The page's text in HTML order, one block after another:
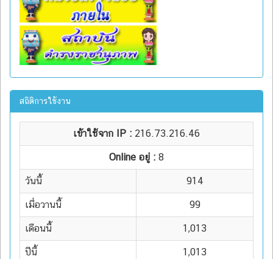
สถิติการใช้งาน
เข้าใช้จาก IP : 216.73.216.46
Online อยู่ : 8
วันนี้ 914
เมื่อวานนี้ 99
เดือนนี้ 1,013
ปีนี้ 1,013